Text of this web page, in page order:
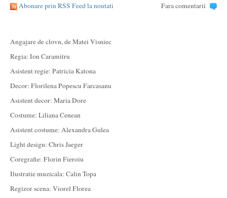
Abonare prin RSS Feed la noutati Fara comentarii
Angajare de clovn, de Matei Visniec
Regia: Ion Caramitru
Asistent regie: Patricia Katona
Decor: Florilena Popescu Farcasanu
Asistent decor: Maria Dore
Costume: Liliana Cenean
Asistent costume: Alexandra Gulea
Light design: Chris Jaeger
Coregrafie: Florin Fieroiu
Ilustratie muzicala: Calin Topa
Regizor scena: Viorel Florea